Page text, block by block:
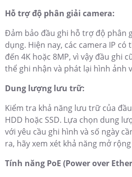
Hỗ trợ độ phân giải camera:
Đảm bảo đầu ghi hỗ trợ độ phân
dụng. Hiện nay, các camera IP có
đến 4K hoặc 8MP, vì vậy đầu ghi
thể ghi nhận và phát lại hình ảnh
Dung lượng lưu trữ:
Kiểm tra khả năng lưu trữ của
HDD hoặc SSD. Lựa chọn dung
với yêu cầu ghi hình và số ngày
ra, hãy xem xét khả năng mở
Tính năng PoE (Power over